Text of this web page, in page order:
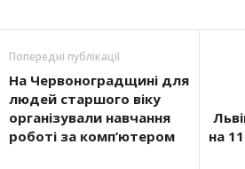
Попередні публікації
На Червоноградщині для
людей старшого віку
організували навчання
роботі за комп’ютером
на